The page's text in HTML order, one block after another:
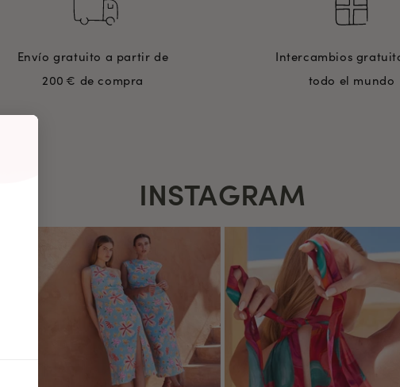
Envío gratuito a partir de
200 € de compra
Intercambios
todo el mundo
INSTAGRAM